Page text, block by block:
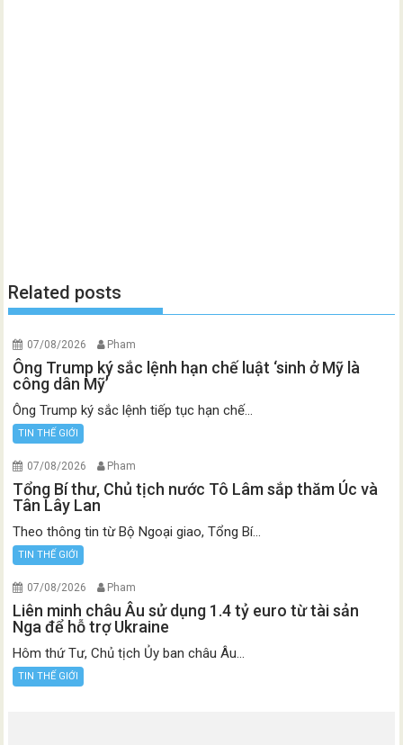
Related posts
07/08/2026 Pham
Ông Trump ký sắc lệnh hạn chế luật ‘sinh ở Mỹ là
công dân Mỹ’
Ông Trump ký sắc lệnh tiếp tục hạn chế...
TIN THẾ GIỚI
07/08/2026 Pham
Tổng Bí thư, Chủ tịch nước Tô Lâm sắp thăm Úc và
Tân Lây Lan
Theo thông tin từ Bộ Ngoại giao, Tổng Bí...
TIN THẾ GIỚI
07/08/2026 Pham
Liên minh châu Âu sử dụng 1.4 tỷ euro từ tài sản
Nga để hỗ trợ Ukraine
Hôm thứ Tư, Chủ tịch Ủy ban châu Âu...
TIN THẾ GIỚI